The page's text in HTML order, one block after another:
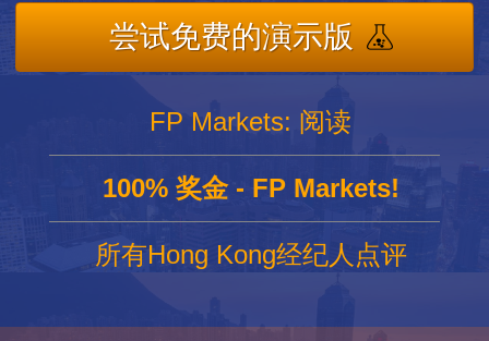
尝试免费的演示版
FP Markets: 阅读
100% 奖金 - FP Markets!
所有Hong Kong经纪人点评